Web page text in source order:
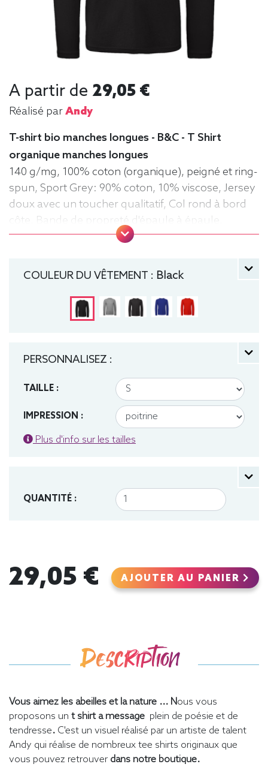
A partir de 29,05 €
Réalisé parAndy
T-shirt bio manches longues - B&C - T Shirt
organique manches longues
140 g/mg, 100% coton (organique), peigné et ring-
spun, Sport Grey: 90% coton, 10% viscose, Jersey
doux avec un toucher qualitatif, Col rond à bord
côte, Bande de propreté d'épaule à épaule,
Coutures latérales, puce de taille, Lavable jusqu'à
Léger, Homme, Col rond, Bio / Organic, B&C
COULEUR DU VÊTEMENT : Black
PERSONNALISEZ :
TAILLE :
IMPRESSION :
Plus d'info sur les tailles
QUANTITÉ :
29,05 € AJOUTER AU PANIER
Description
Vous aimez les abeilles et la nature ... Nous vous
proposons un t shirt a message plein de poésie et de
tendresse. C'est un visuel réalisé par un artiste de talent
Andy qui réalise de nombreux tee shirts originaux que
vous pouvez retrouver dans notre boutique.